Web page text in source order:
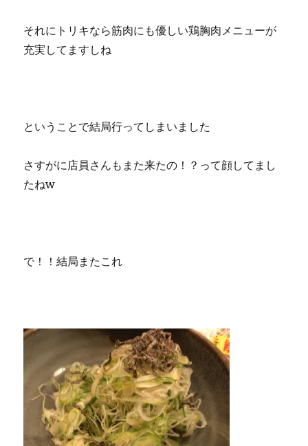
それにトリキなら筋肉にも優しい鶏胸肉メニューが
充実してますしね
ということで結局行ってしまいました
さすがに店員さんもまた来たの！？って顔してまし
たねw
で！！結局またこれ